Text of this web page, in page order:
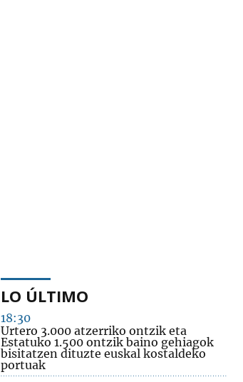
LO ÚLTIMO
18:30
Urtero 3.000 atzerriko ontzik eta
Estatuko 1.500 ontzik baino gehiagok
bisitatzen dituzte euskal kostaldeko
portuak